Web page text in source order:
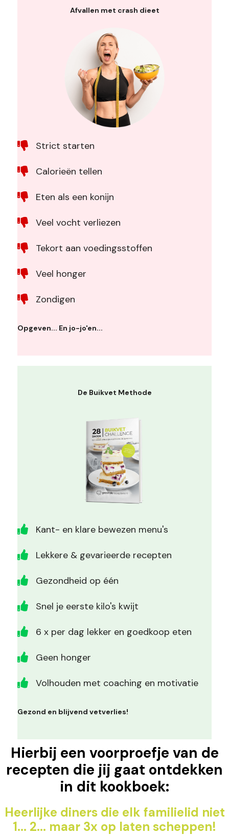
Afvallen met crash dieet
Strict starten
Calorieën tellen
Eten als een konijn
Veel vocht verliezen
Tekort aan voedingsstoffen
Veel honger
Zondigen
Opgeven... En jo-jo'en...
De Buikvet Methode
Kant- en klare bewezen menu's
Lekkere & gevarieerde recepten
Gezondheid op één
Snel je eerste kilo's kwijt
6 x per dag lekker en goedkoop eten
Geen honger
Volhouden met coaching en motivatie
Gezond en blijvend vetverlies!
Hierbij een voorproefje van de
recepten die jij gaat ontdekken
in dit kookboek:
Heerlijke diners die elk familielid niet
1... 2... maar 3x op laten scheppen!